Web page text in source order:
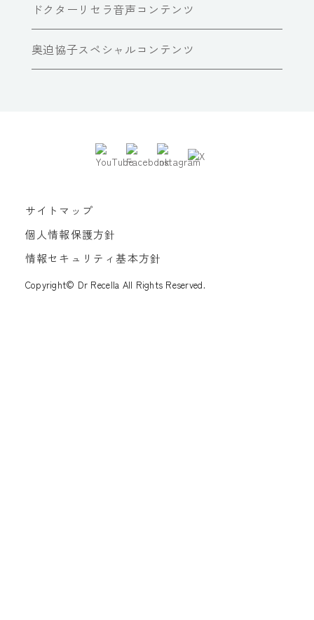
ドクターリセラ音声コンテンツ
奥迫協子スペシャルコンテンツ
サイトマップ
個人情報保護方針
情報セキュリティ基本方針
Copyright© Dr Recella All Rights Reserved.